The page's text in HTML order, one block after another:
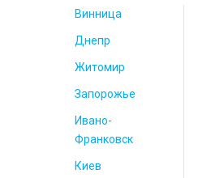
Винница
Днепр
Житомир
Запорожье
Ивано-
Франковск
Киев